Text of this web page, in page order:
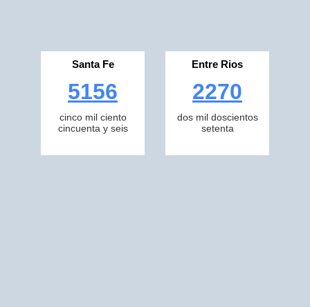
Santa Fe
5156
cinco mil ciento
cincuenta y seis
Entre Rios
2270
dos mil doscientos
setenta